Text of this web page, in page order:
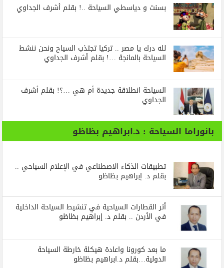
بسنت و دياسطي السياحة ..! بقلم أشرف الجداوي
لله درك يا مصر .. تركيا تجتذب السياح ونحن ننشط
السياحة بالمانجة …! بقلم أشرف الجداوي
السياحة انطلاقة جديدة أم هي …؟! بقلم أشرف
الجداوي
بانوراما السياحة : د.ابراهيم بظاظو
تطبيقات الذكاء الاصطناعي في الإعلام السياحي ..
بقلم د. إبراهيم بظاظو
أثر القطارات السياحية في تنشيط السياحة الداخلية
في الأردن .. بقلم د. إبراهيم بظاظو
ما بعد كورونا واعادة هيكلة خارطة السياحة
الدولية…بقلم د.ابراهيم بظاظو